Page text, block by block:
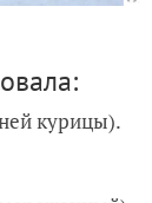
курицы).